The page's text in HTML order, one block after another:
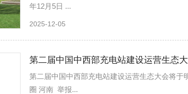
年12月5日 ...
2025-12-05
第二届中国中西部充电站建设运营生态
第二届中国中西部充电站建设运营生态大会将
圈 河南 举报...